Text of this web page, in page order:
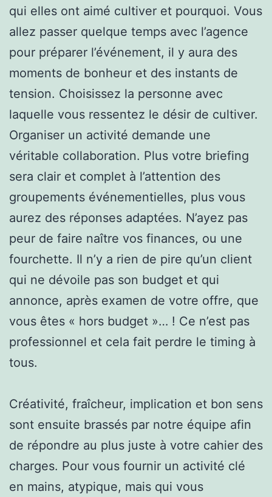
qui elles ont aimé cultiver et pourquoi. Vous
allez passer quelque temps avec l’agence
pour préparer l’événement, il y aura des
moments de bonheur et des instants de
tension. Choisissez la personne avec
laquelle vous ressentez le désir de cultiver.
Organiser un activité demande une
véritable collaboration. Plus votre briefing
sera clair et complet à l’attention des
groupements événementielles, plus vous
aurez des réponses adaptées. N’ayez pas
peur de faire naître vos finances, ou une
fourchette. Il n’y a rien de pire qu’un client
qui ne dévoile pas son budget et qui
annonce, après examen de votre offre, que
vous êtes « hors budget »… ! Ce n’est pas
professionnel et cela fait perdre le timing à
tous.
Créativité, fraîcheur, implication et bon sens
sont ensuite brassés par notre équipe afin
de répondre au plus juste à votre cahier des
charges. Pour vous fournir un activité clé
en mains, atypique, mais qui vous